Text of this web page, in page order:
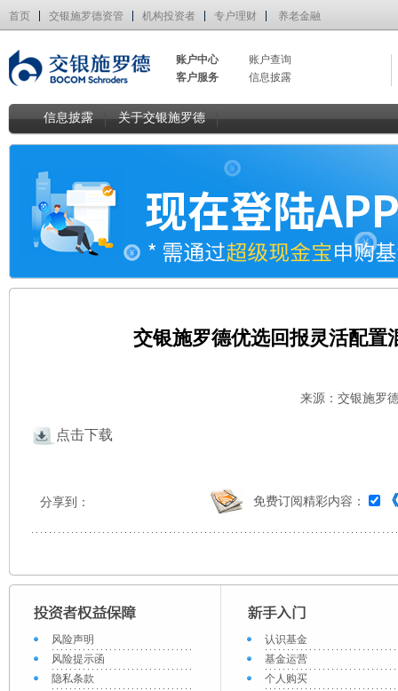
首页 交银施罗德资管 机构投资者 专户理财 养老金融
账户中心
账户查询
客户服务
信息披露
信息披露 关于交银施罗德
交银施罗德优选回报灵活配置
来源：交银施罗
点击下载
分享到： 免费订阅精彩内容：
风险声明
风险提示函
隐私条款
认识基金
基金运营
个人购买